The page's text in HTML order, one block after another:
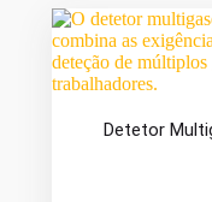
Detetor